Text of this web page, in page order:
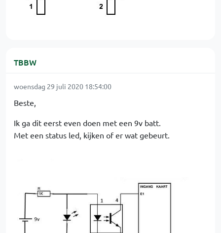
TBBW
woensdag 29 juli 2020 18:54:00
Beste,
Ik ga dit eerst even doen met een 9v batt.
Met een status led, kijken of er wat gebeurt.